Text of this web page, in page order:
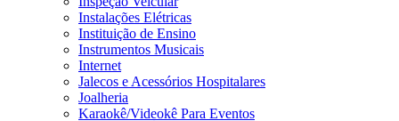
Instalações Elétricas
Instituição de Ensino
Instrumentos Musicais
Internet
Jalecos e Acessórios Hospitalares
Joalheria
Karaokê/Videokê Para Eventos